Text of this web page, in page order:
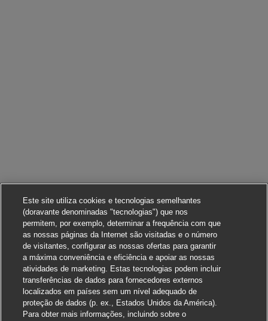
Este site utiliza cookies e tecnologias semelhantes
(doravante denominadas "tecnologias") que nos
permitem, por exemplo, determinar a frequência com que
as nossas páginas da Internet são visitadas e o número
de visitantes, configurar as nossas ofertas para garantir
a máxima conveniência e eficiência e apoiar as nossas
atividades de marketing. Estas tecnologias podem incluir
transferências de dados para fornecedores externos
localizados em países sem um nível adequado de
proteção de dados (p. ex., Estados Unidos da América).
Para obter mais informações, incluindo sobre o